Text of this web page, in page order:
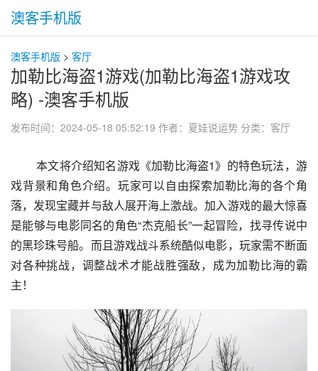
澳客手机版
澳客手机版 > 客厅
加勒比海盗1游戏(加勒比海盗1游戏攻
略) -澳客手机版
发布时间：2024-05-18 05:52:19 作者：夏娃说运势 分类： 客厅
本文将介绍知名游戏《加勒比海盗1》的特色玩法，游
戏背景和角色介绍。玩家可以自由探索加勒比海的各个角
落，发现宝藏并与敌人展开海上激战。加入游戏的最大惊喜
是能够与电影同名的角色“杰克船长”一起冒险，找寻传说中
的黑珍珠号船。而且游戏战斗系统酷似电影，玩家需不断面
对各种挑战，调整战术才能战胜强敌，成为加勒比海的霸
主！